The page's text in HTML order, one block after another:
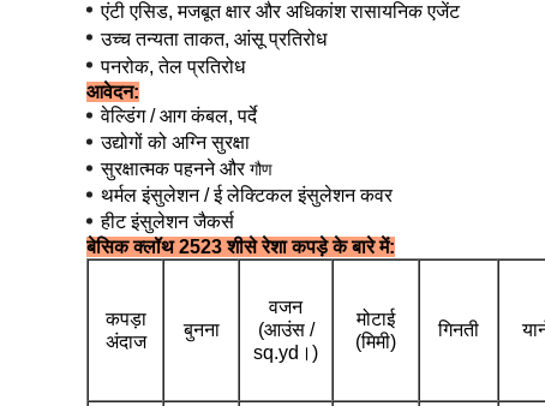
एंटी एसिड, मजबूत क्षार और अधिकांश रासायनिक एजेंट
उच्च तन्यता ताकत, आंसू प्रतिरोध
पनरोक, तेल प्रतिरोध
आवेदन:
वेल्डिंग / आग कंबल, पर्दे
उद्योगों को अग्नि सुरक्षा
सुरक्षात्मक पहनने औरगौण
थर्मल इंसुलेशन / ईलेक्टिकल इंसुलेशन कवर
हीट इंसुलेशन जैकर्स
बेसिक क्लॉथ 2523 शीसे रेशा कपड़े के बारे में:
कपड़ा
अंदाज
बुनना
वजन
(आउंस /
sq.yd।)
मोटाई
(मिमी)
गिनती